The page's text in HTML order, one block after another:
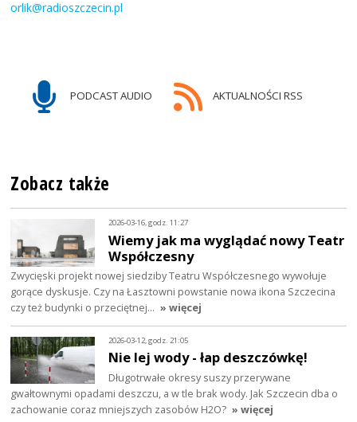
orlik@radioszczecin.pl
PODCAST AUDIO AKTUALNOŚCI RSS
Zobacz także
2026-03-16, godz. 11:27
Wiemy jak ma wyglądać nowy Teatr
Współczesny
Zwycięski projekt nowej siedziby Teatru Współczesnego wywołuje
gorące dyskusje. Czy na Łasztowni powstanie nowa ikona Szczecina
czy też budynki o przeciętnej… » więcej
2026-03-12, godz. 21:05
Nie lej wody - łap deszczówkę!
Długotrwałe okresy suszy przerywane
gwałtownymi opadami deszczu, a w tle brak wody. Jak Szczecin dba o
zachowanie coraz mniejszych zasobów H2O? » więcej